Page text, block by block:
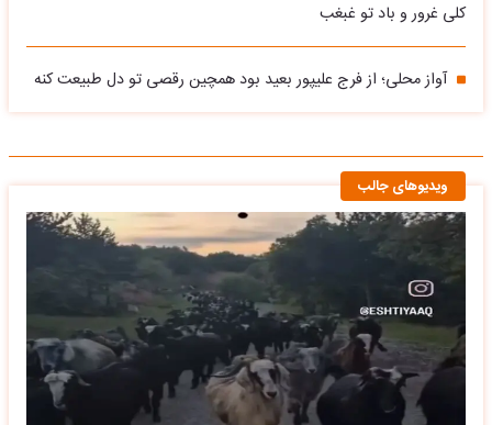
کلی غرور و باد تو غبغب
آواز محلی؛ از فرج علیپور بعید بود همچین رقصی تو دل طبیعت کنه
ویدیوهای جالب